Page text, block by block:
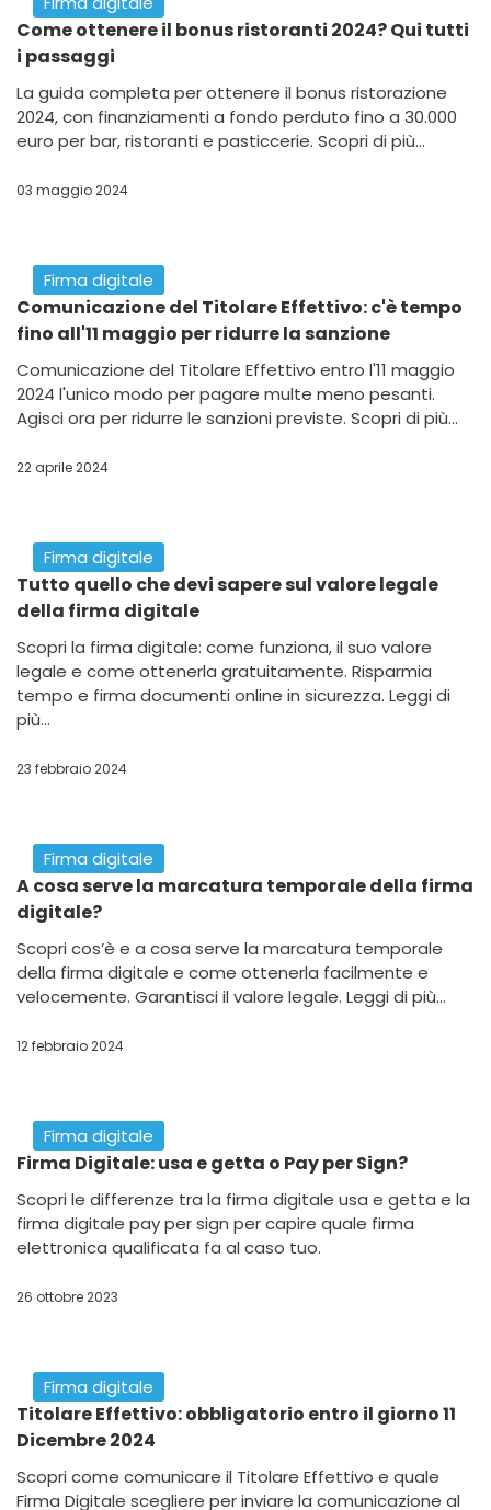
Europea.
08 settembre 2024
Contributi a fondo perduto fino a 10.000€ per le
PMI di Roma e provincia
Firma Digitale entro il 26 settembre 2024.
04 settembre 2024
Firma digitale
Registro Titolari Effettivi: Nuova Sospensione
fino a Settembre 2024
Scopri perchè la registrazione del Titolare Effettivo è
17 maggio 2024.
Firma digitale
i passaggi